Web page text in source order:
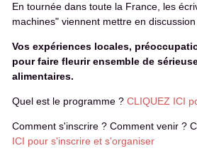
En tournée dans toute la France, les
machines" viennent mettre en
Vos expériences locales,
pour faire fleurir ensemble de
alimentaires.
Quel est le programme ? CLIQUEZ ICI
Comment s'inscrire ? Comment venir ?
ICI pour s'inscrire et s'organiser